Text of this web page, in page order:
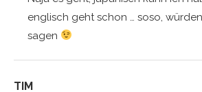
englisch geht schon … soso,
sagen
TIM